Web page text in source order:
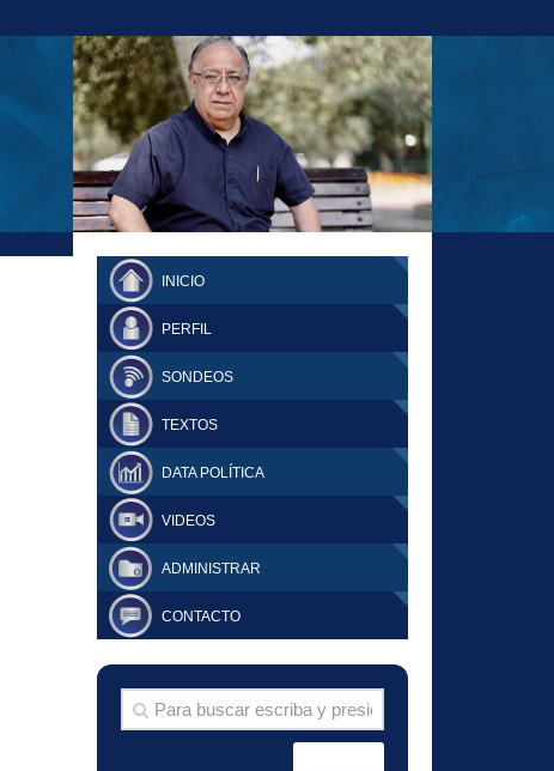
FERNANDO TUESTA SUPLEMENTO
DOMINGO
INICIO
PERFIL
SONDEOS
TEXTOS
DATA POLÍTICA
VIDEOS
ADMINISTRAR
CONTACTO